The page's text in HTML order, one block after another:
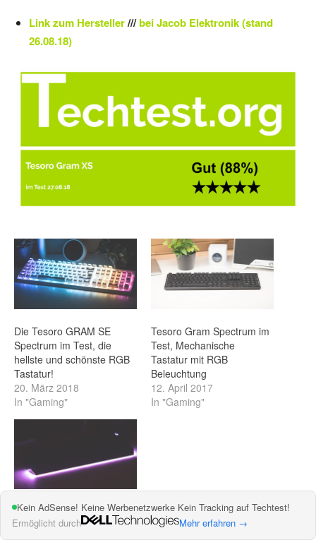
Link zum Hersteller///bei Jacob Elektronik (stand
26.08.18)
Die Tesoro GRAM SE
Spectrum im Test, die
hellste und schönste RGB
Tastatur!
20. März 2018
In "Gaming"
Tesoro Gram Spectrum im
Test, Mechanische
Tastatur mit RGB
Beleuchtung
12. April 2017
In "Gaming"
Die Alienware AW568
Gaming-Tastatur im Test
Kein AdSense! Keine Werbenetzwerke Kein Tracking auf Techtest!
Ermöglicht durch
Mehr erfahren →